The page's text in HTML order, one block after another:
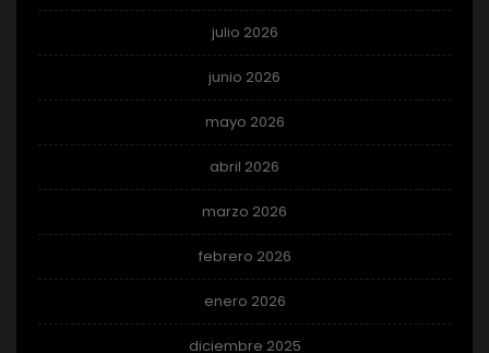
julio 2026
junio 2026
mayo 2026
abril 2026
marzo 2026
febrero 2026
enero 2026
diciembre 2025